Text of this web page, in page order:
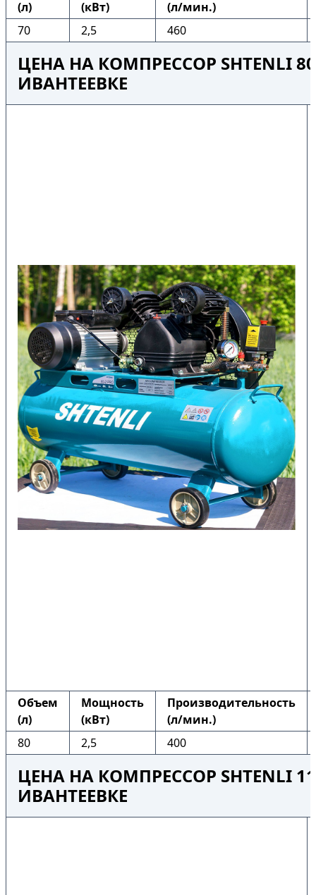
(л) (кВт)
(л/мин.)
70
2,5 460
ЦЕНА НА КОМПРЕССОР SHTENLI 80-
ИВАНТЕЕВКЕ
Объем
(л)
Мощность
(кВт)
Производительность
(л/мин.)
80
2,5 400
ЦЕНА НА КОМПРЕССОР SHTENLI
ИВАНТЕЕВКЕ